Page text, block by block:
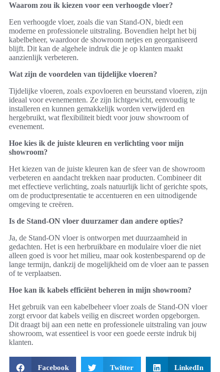
Waarom zou ik kiezen voor een verhoogde vloer?
Een verhoogde vloer, zoals die van Stand-ON, biedt een
moderne en professionele uitstraling. Bovendien helpt het bij
kabelbeheer, waardoor de showroom netjes en georganiseerd
blijft. Dit kan de algehele indruk die je op klanten maakt
aanzienlijk verbeteren.
Wat zijn de voordelen van tijdelijke vloeren?
Tijdelijke vloeren, zoals expovloeren en beursstand vloeren, zijn
ideaal voor evenementen. Ze zijn lichtgewicht, eenvoudig te
installeren en kunnen gemakkelijk worden verwijderd en
hergebruikt, wat flexibiliteit biedt voor jouw showroom of
evenement.
Hoe kies ik de juiste kleuren en verlichting voor mijn
showroom?
Het kiezen van de juiste kleuren kan de sfeer van de showroom
verbeteren en aandacht trekken naar producten. Combineer dit
met effectieve verlichting, zoals natuurlijk licht of gerichte spots,
om de productpresentatie te accentueren en een uitnodigende
omgeving te creëren.
Is de Stand-ON vloer duurzamer dan andere opties?
Ja, de Stand-ON vloer is ontworpen met duurzaamheid in
gedachten. Het is een herbruikbare en modulaire vloer die niet
alleen goed is voor het milieu, maar ook kostenbesparend op de
lange termijn, dankzij de mogelijkheid om de vloer aan te passen
of te verplaatsen.
Hoe kan ik kabels efficiënt beheren in mijn showroom?
Het gebruik van een kabelbeheer vloer zoals de Stand-ON vloer
zorgt ervoor dat kabels veilig en discreet worden opgeborgen.
Dit draagt bij aan een nette en professionele uitstraling van jouw
showroom, wat essentieel is voor een goede eerste indruk bij
klanten.
Facebook Twitter LinkedIn